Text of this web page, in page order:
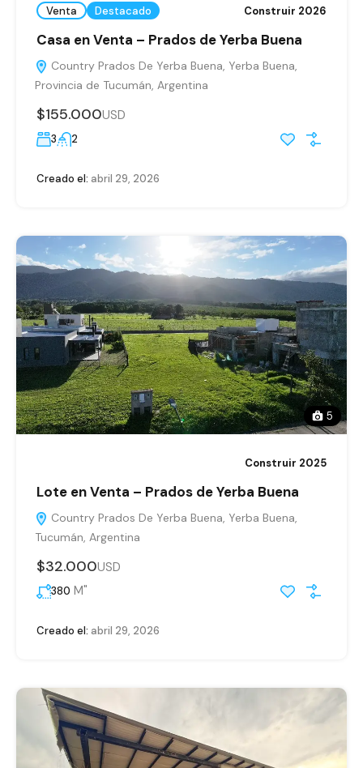
Venta Destacado Construir 2026
Casa en Venta – Prados de Yerba Buena
Country Prados De Yerba Buena, Yerba Buena,
Provincia de Tucumán, Argentina
$155.000USD
3 2
Creado el: abril 29, 2026
5
Construir 2025
Lote en Venta – Prados de Yerba Buena
Country Prados De Yerba Buena, Yerba Buena,
Tucumán, Argentina
$32.000USD
380 M"
Creado el: abril 29, 2026